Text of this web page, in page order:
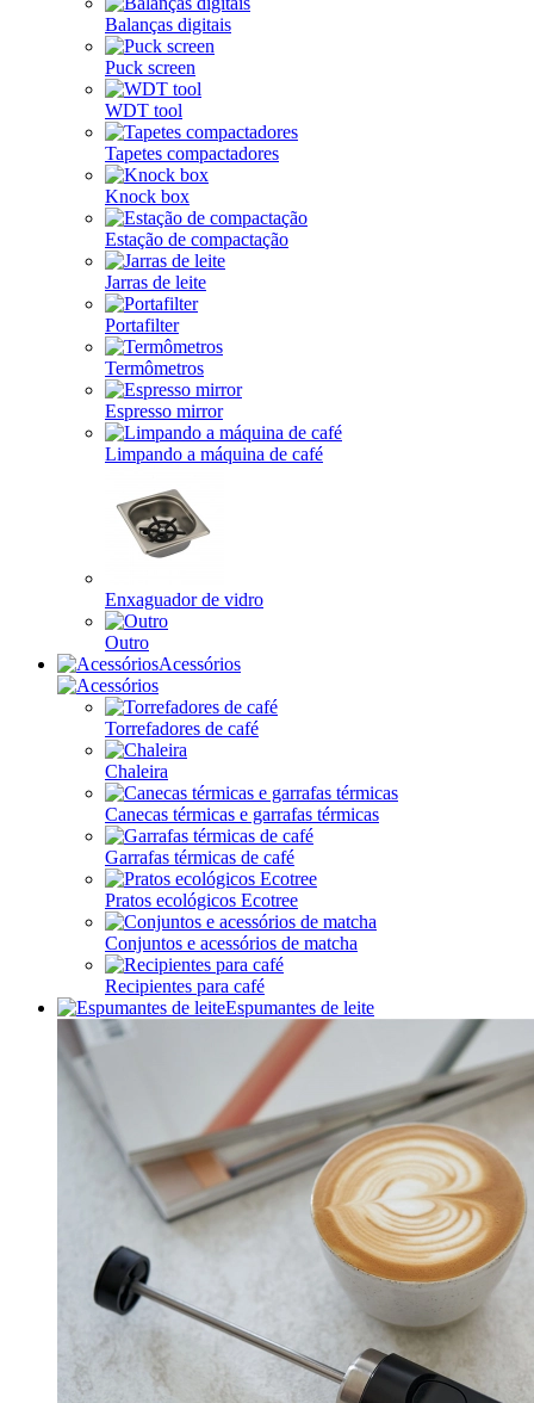
Balanças digitais
Puck screen
WDT tool
Tapetes compactadores
Knock box
Estação de compactação
Jarras de leite
Portafilter
Termômetros
Espresso mirror
Limpando a máquina de café
Enxaguador de vidro
Outro
Acessórios
Torrefadores de café
Chaleira
Canecas térmicas e garrafas térmicas
Garrafas térmicas de café
Pratos ecológicos Ecotree
Conjuntos e acessórios de matcha
Recipientes para café
Espumantes de leite